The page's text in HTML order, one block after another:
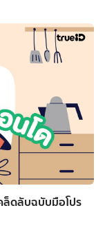
ล็ดลับฉบับมือโปร